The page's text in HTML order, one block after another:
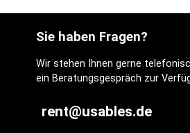
Sie haben Fragen?
Wir stehen Ihnen gerne
ein Beratungsgespräch zur
rent@usables.de